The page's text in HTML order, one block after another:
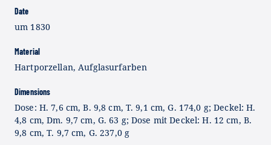
Date
um 1830
Material
Hartporzellan, Aufglasurfarben
Dimensions
Dose: H. 7,6 cm, B. 9,8 cm, T. 9,1 cm, G. 174,0 g; Deckel: H.
4,8 cm, Dm. 9,7 cm, G. 63 g; Dose mit Deckel: H. 12 cm, B.
9,8 cm, T. 9,7 cm, G. 237,0 g